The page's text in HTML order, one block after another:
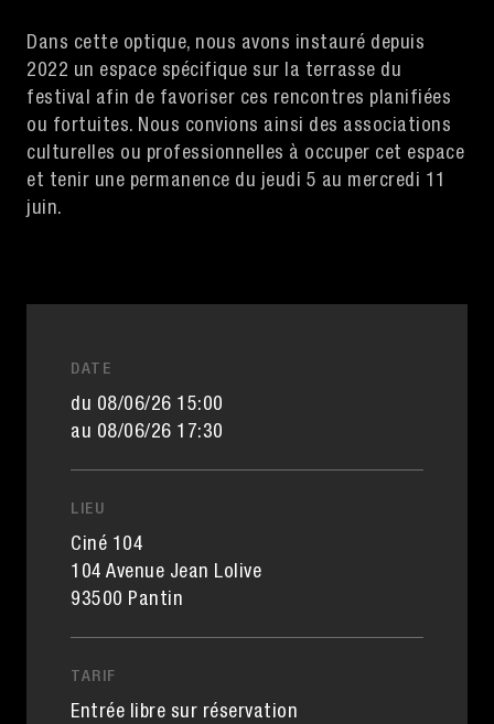
Dans cette optique, nous avons instauré depuis
2022 un espace spécifique sur la terrasse du
festival afin de favoriser ces rencontres planifiées
ou fortuites. Nous convions ainsi des associations
culturelles ou professionnelles à occuper cet espace
et tenir une permanence du jeudi 5 au mercredi 11
juin.
DATE
du 08/06/26 15:00
au 08/06/26 17:30
LIEU
Ciné 104
104 Avenue Jean Lolive
93500 Pantin
TARIF
Entrée libre sur réservation